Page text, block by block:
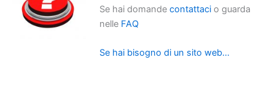
Se hai domande contattacio guarda
nelle FAQ
Se hai bisogno di un sito web…